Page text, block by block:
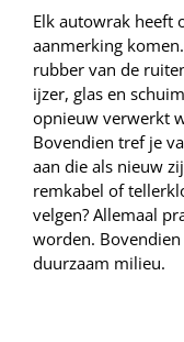
Elk autowrak heeft
aanmerking
rubber van de
ijzer, glas en
opnieuw verwerkt
Bovendien tref je
aan die als nieuw
remkabel of
velgen? Allemaal
worden. Bovendien
duurzaam milieu.